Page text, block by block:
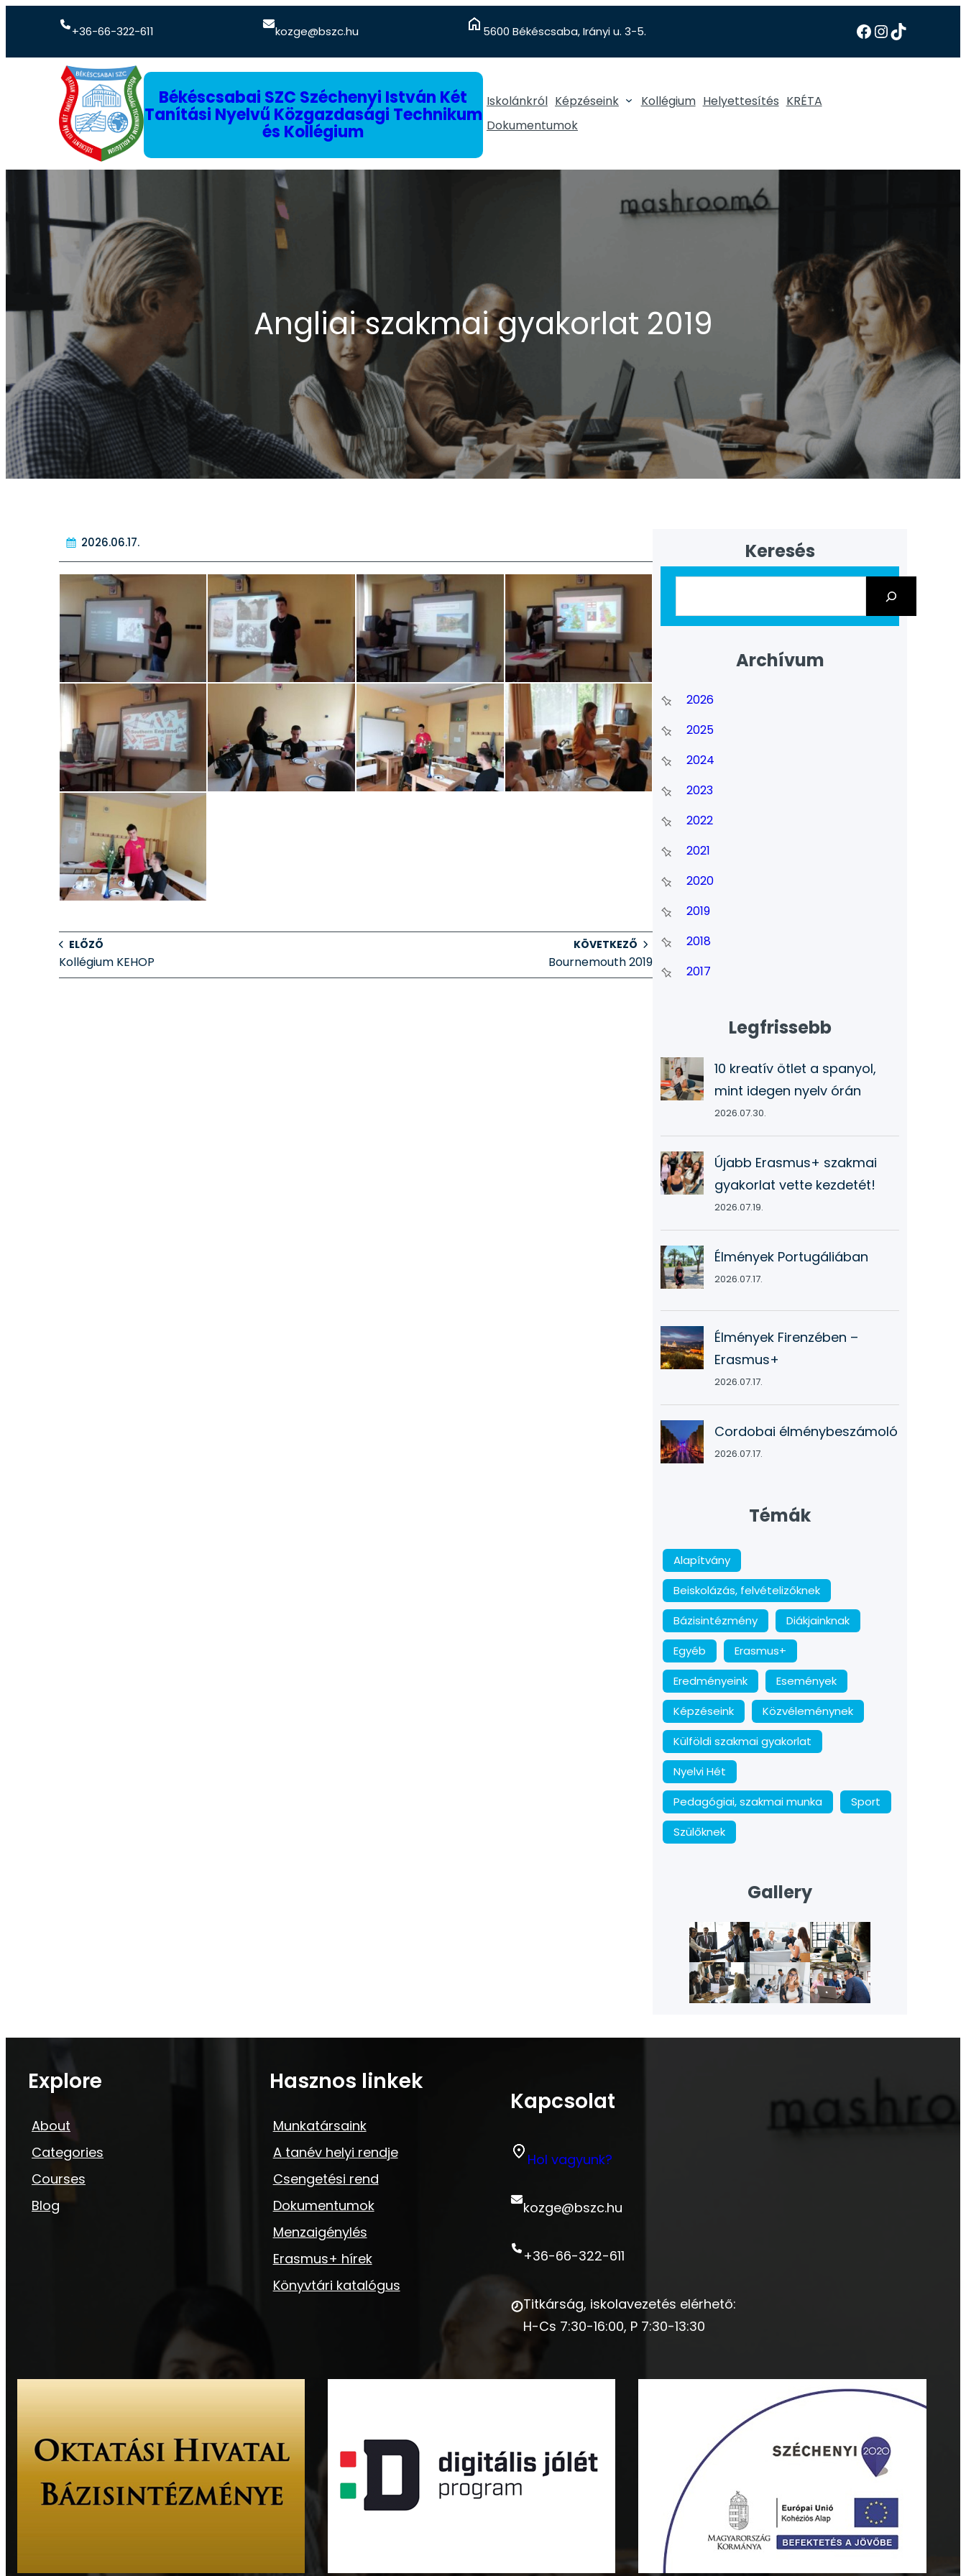
+36-66-322-611 kozge@bszc.hu 5600 Békéscsaba, Irányi u. 3-5.
Békéscsabai SZC Széchenyi István Két
Tanítási Nyelvű Közgazdasági Technikum
és Kollégium
Iskolánkról Képzéseink Kollégium Helyettesítés KRÉTA
Dokumentumok
Angliai szakmai gyakorlat 2019
2026.06.17.
ELŐZŐ
Kollégium KEHOP
KÖVETKEZŐ
Bournemouth 2019
Keresés
Archívum
2026
2025
2024
2023
2022
2021
2020
2019
2018
2017
Legfrissebb
10 kreatív ötlet a spanyol,
mint idegen nyelv órán
2026.07.30.
Újabb Erasmus+ szakmai
gyakorlat vette kezdetét!
2026.07.19.
Élmények Portugáliában
2026.07.17.
Élmények Firenzében –
Erasmus+
2026.07.17.
Cordobai élménybeszámoló
2026.07.17.
Témák
Alapítvány
Beiskolázás, felvételizőknek
Bázisintézmény
Diákjainknak
Egyéb
Erasmus+
Eredményeink
Események
Képzéseink
Közvéleménynek
Külföldi szakmai gyakorlat
Nyelvi Hét
Pedagógiai, szakmai munka
Sport
Szülőknek
Gallery
Explore
About
Categories
Courses
Blog
Hasznos linkek
Munkatársaink
A tanév helyi rendje
Csengetési rend
Dokumentumok
Menzaigénylés
Erasmus+ hírek
Könyvtári katalógus
Kapcsolat
Hol vagyunk?
kozge@bszc.hu
+36-66-322-611
Titkárság, iskolavezetés elérhető:
H-Cs 7:30-16:00, P 7:30-13:30